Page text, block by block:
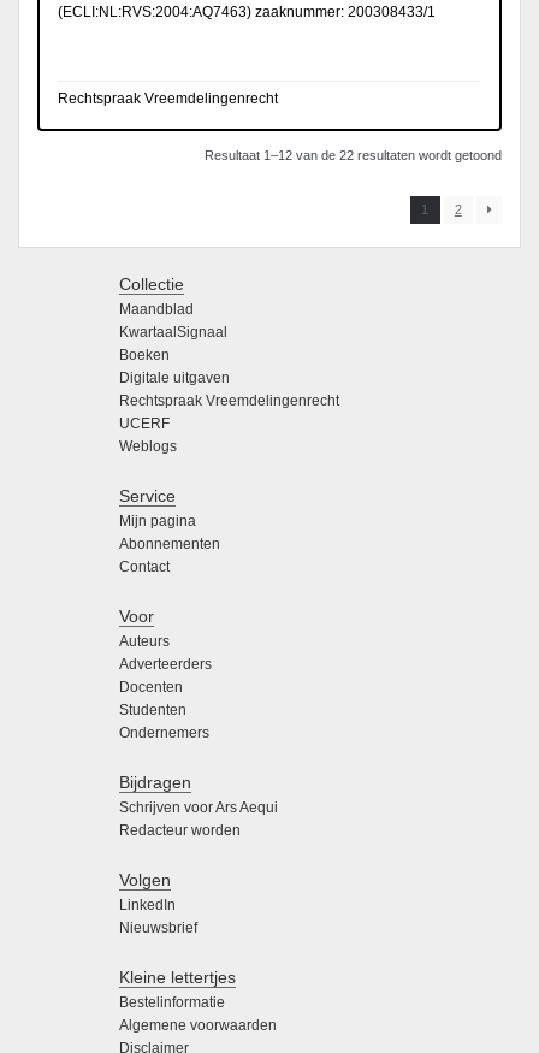
(ECLI:NL:RVS:2004:AQ7463) zaaknummer: 200308433/1
Rechtspraak Vreemdelingenrecht
Resultaat 1–12 van de 22 resultaten wordt getoond
1 2
Collectie
Maandblad
KwartaalSignaal
Boeken
Digitale uitgaven
Rechtspraak Vreemdelingenrecht
UCERF
Weblogs
Service
Mijn pagina
Abonnementen
Contact
Voor
Auteurs
Adverteerders
Docenten
Studenten
Ondernemers
Bijdragen
Schrijven voor Ars Aequi
Redacteur worden
Volgen
LinkedIn
Nieuwsbrief
Kleine lettertjes
Bestelinformatie
Algemene voorwaarden
Disclaimer